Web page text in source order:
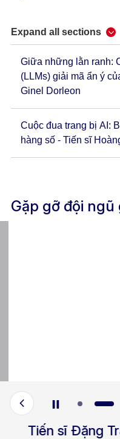
Expand all sections
Giữa những lằn ranh:
(LLMs) giải mã ẩn ý
Ginel Dorleon
Cuộc đua trang bị AI:
hàng số - Tiến sĩ
Gặp gỡ đội ngũ
Tiến sĩ Đặng